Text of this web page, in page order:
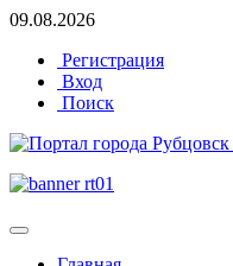
09.08.2026
Регистрация
Вход
Поиск